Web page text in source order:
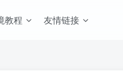
教程 友情链接